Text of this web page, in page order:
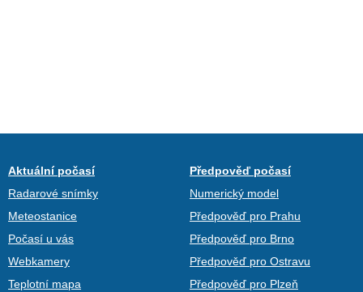
Aktuální počasí
Radarové snímky
Meteostanice
Počasí u vás
Webkamery
Teplotní mapa
Předpověď počasí
Numerický model
Předpověď pro Prahu
Předpověď pro Brno
Předpověď pro Ostravu
Předpověď pro Plzeň